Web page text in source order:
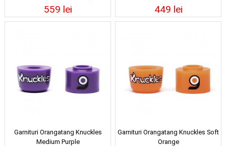
559 lei 449 lei
Garnituri Orangatang Knuckles
Medium Purple
Garnituri Orangatang Knuckles Soft
Orange